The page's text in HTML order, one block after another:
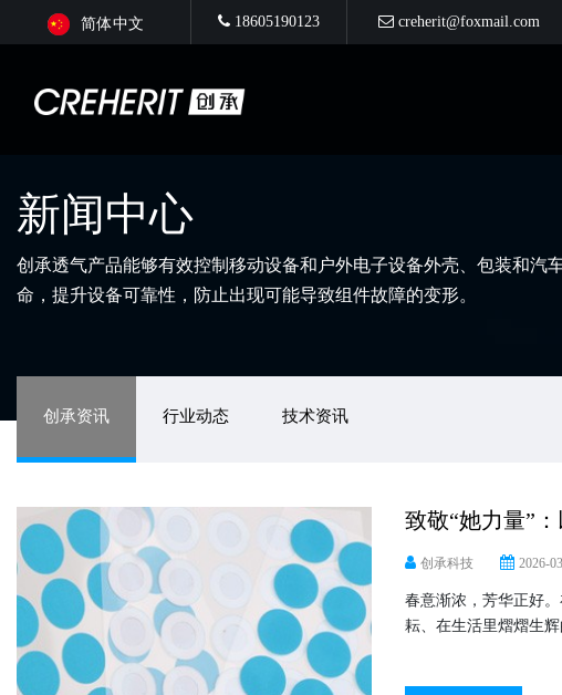
简体中文 18605190123 creherit@foxmail.com
新闻中心
创承透气产品能够有效控制移动设备和户外电子设备外壳、包装和
命，提升设备可靠性，防止出现可能导致组件故障的变形。
创承资讯 行业动态 技术资讯
致敬“她力量”
创承科技 2026-
春意渐浓，芳华正好
耘、在生活里熠熠生